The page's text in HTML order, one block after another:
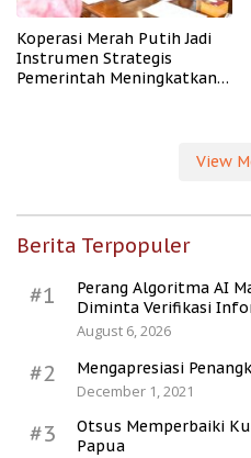
Koperasi Merah Putih Jadi
Instrumen Strategis
Pemerintah Meningkatkan
View
Berita Terpopuler
#1
Perang Algoritma AI
Diminta Verifikasi
August 6, 2026
#2
Mengapresiasi
December 1, 2021
#3
Otsus Memperbaiki
Papua